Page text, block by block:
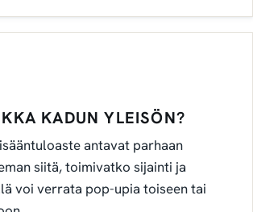
KADUN YLEISÖN?
antavat parhaan
siitä, toimivatko sijainti ja
voi verrata pop-upia toiseen tai